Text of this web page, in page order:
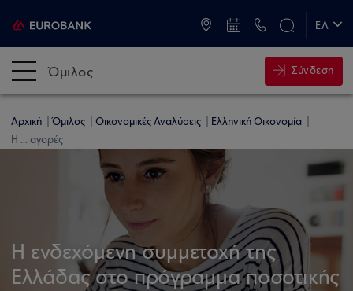
ΕΛ
Όμιλος Σύνδεση
Αρχική Όμιλος Οικονομικές Αναλύσεις
Ελληνική Οικονομία
Η ... αγορές
Η ενδεχόμενη συμμετοχή της
Ελλάδας στο πρόγραμμα ποσοτικής